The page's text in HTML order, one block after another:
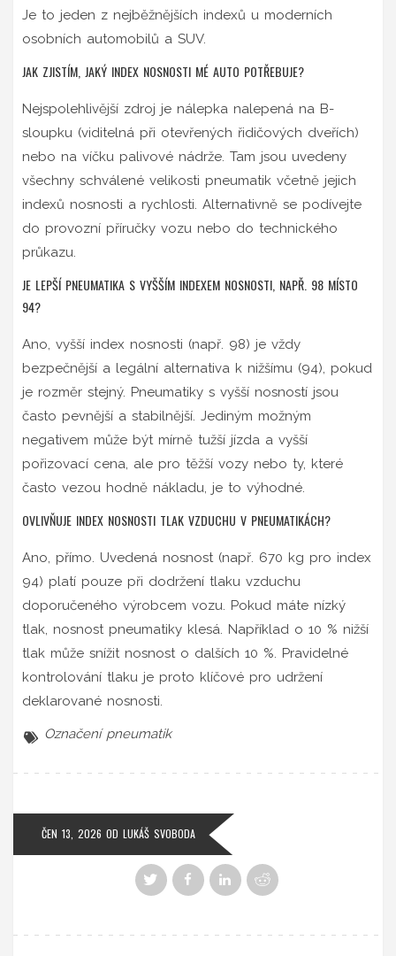
Je to jeden z nejběžnějších indexů u moderních
osobních automobilů a SUV.
JAK ZJISTÍM, JAKÝ INDEX NOSNOSTI MÉ AUTO POTŘEBUJE?
Nejspolehlivější zdroj je nálepka nalepená na B-
sloupku (viditelná při otevřených řidičových dveřích)
nebo na víčku palivové nádrže. Tam jsou uvedeny
všechny schválené velikosti pneumatik včetně jejich
indexů nosnosti a rychlosti. Alternativně se podívejte
do provozní příručky vozu nebo do technického
průkazu.
JE LEPŠÍ PNEUMATIKA S VYŠŠÍM INDEXEM NOSNOSTI, NAPŘ. 98 MÍSTO
94?
Ano, vyšší index nosnosti (např. 98) je vždy
bezpečnější a legální alternativa k nižšímu (94), pokud
je rozměr stejný. Pneumatiky s vyšší nosností jsou
často pevnější a stabilnější. Jediným možným
negativem může být mírně tužší jízda a vyšší
pořizovací cena, ale pro těžší vozy nebo ty, které
často vezou hodně nákladu, je to výhodné.
OVLIVŇUJE INDEX NOSNOSTI TLAK VZDUCHU V PNEUMATIKÁCH?
Ano, přímo. Uvedená nosnost (např. 670 kg pro index
94) platí pouze při dodržení tlaku vzduchu
doporučeného výrobcem vozu. Pokud máte nízký
tlak, nosnost pneumatiky klesá. Například o 10 % nižší
tlak může snížit nosnost o dalších 10 %. Pravidelné
kontrolování tlaku je proto klíčové pro udržení
deklarované nosnosti.
Označení pneumatik
ČEN 13, 2026 OD LUKÁŠ SVOBODA